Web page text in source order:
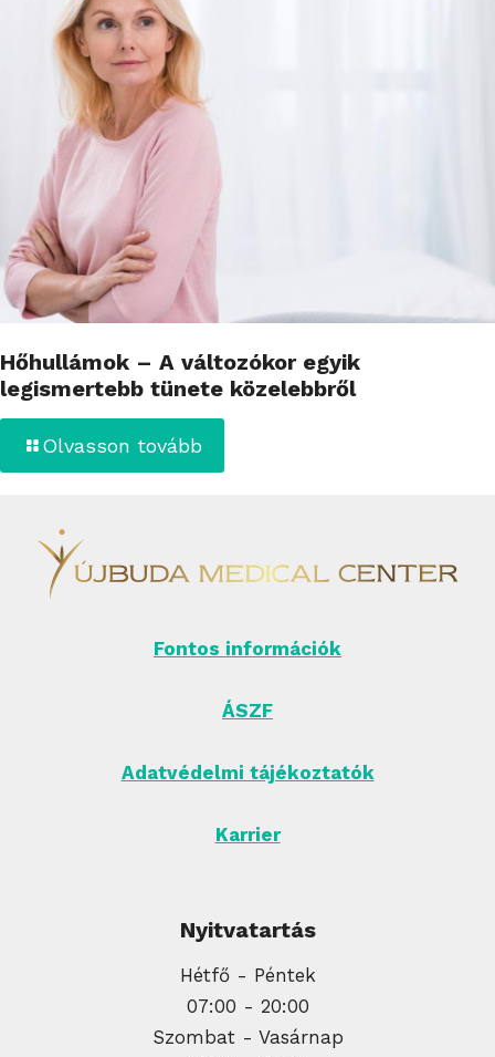
Hőhullámok – A változókor egyik
legismertebb tünete közelebbről
Olvasson tovább
Fontos információk
ÁSZF
Adatvédelmi tájékoztatók
Karrier
Nyitvatartás
Hétfő - Péntek
07:00 - 20:00
Szombat - Vasárnap